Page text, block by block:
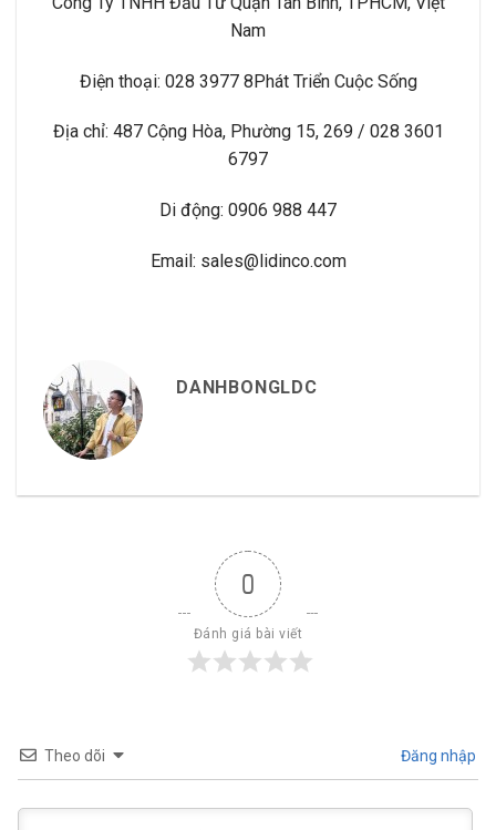
Nam
Điện thoại: 028 3977 8Phát Triển Cuộc Sống
Địa chỉ: 487 Cộng Hòa, Phường 15, 269 / 028 3601
6797
Di động: 0906 988 447
Email: sales@lidinco.com
DANHBONGLDC
0
Đánh giá bài viết
Theo dõi Đăng nhập